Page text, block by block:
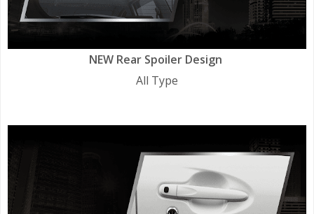
NEW Rear Spoiler Design
All Type